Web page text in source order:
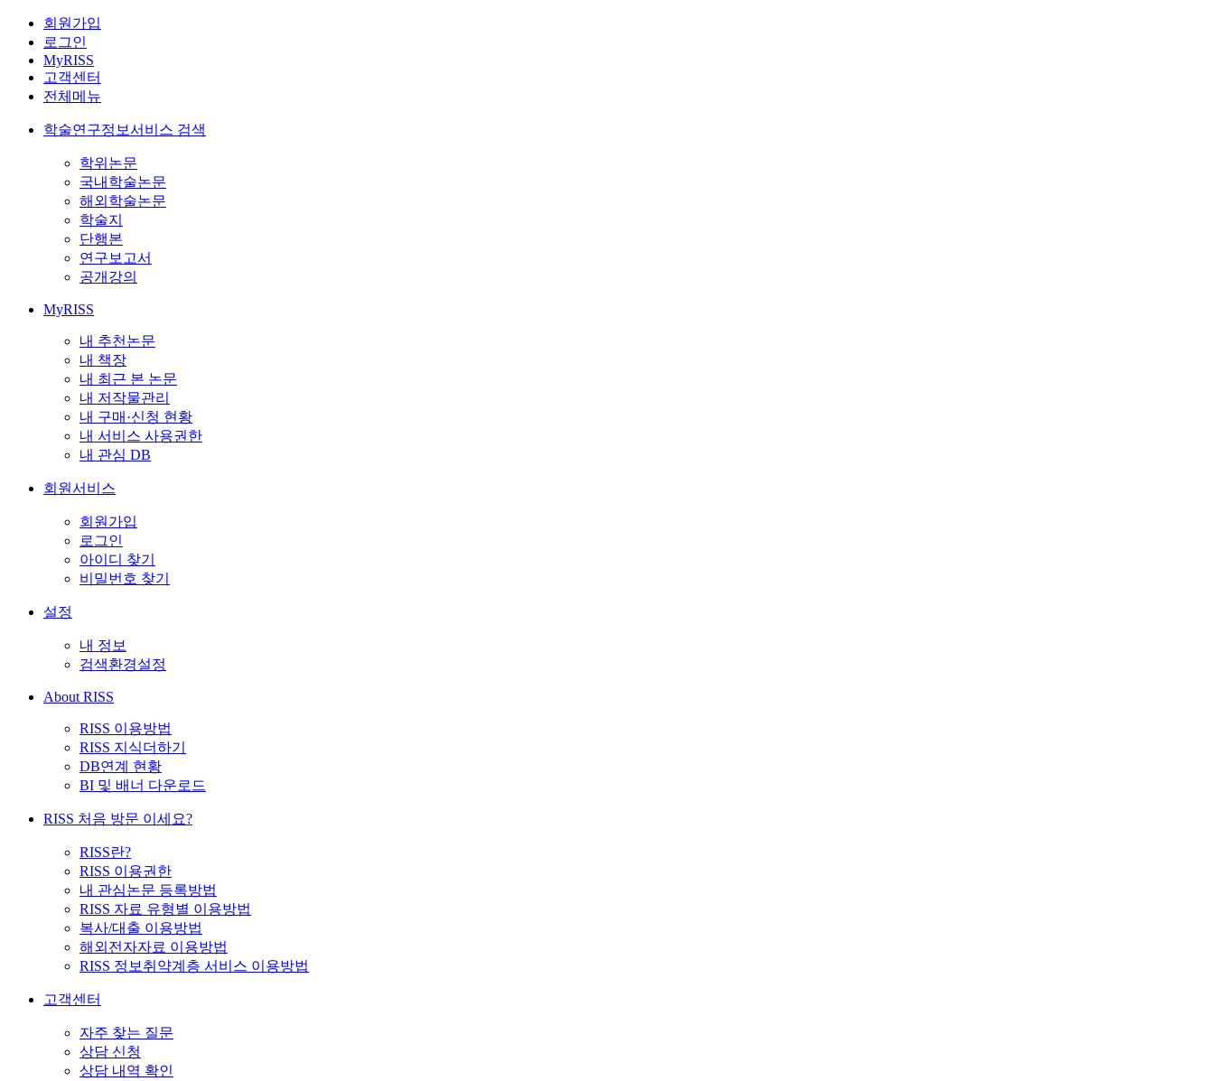
회원가입
로그인
MyRISS
고객센터
전체메뉴
학술연구정보서비스 검색
학위논문
국내학술논문
해외학술논문
학술지
단행본
연구보고서
공개강의
MyRISS
내 추천논문
내 책장
내 최근 본 논문
내 저작물관리
내 구매·신청 현황
내 서비스 사용권한
내 관심 DB
회원서비스
회원가입
로그인
아이디 찾기
비밀번호 찾기
설정
내 정보
검색환경설정
About RISS
RISS 이용방법
RISS 지식더하기
DB연계 현황
BI 및 배너 다운로드
RISS 처음 방문 이세요?
RISS란?
RISS 이용권한
내 관심논문 등록방법
RISS 자료 유형별 이용방법
복사/대출 이용방법
해외전자자료 이용방법
RISS 정보취약계층 서비스 이용방법
고객센터
자주 찾는 질문
상담 신청
상담 내역 확인